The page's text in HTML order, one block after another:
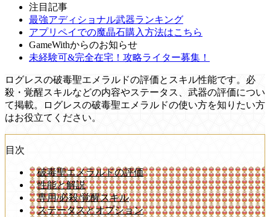
注目記事
最強アディショナル武器ランキング
アプリペイでの魔晶石購入方法はこちら
GameWithからのお知らせ
未経験可&完全在宅！攻略ライター募集！
ログレスの破毒聖エメラルドの評価とスキル性能です。必
殺・覚醒スキルなどの内容やステータス、武器の評価につい
て掲載。ログレスの破毒聖エメラルドの使い方を知りたい方
はお役立てください。
目次
破毒聖エメラルドの評価
性能と解説
専用/必殺/覚醒スキル
ステータスとオプション